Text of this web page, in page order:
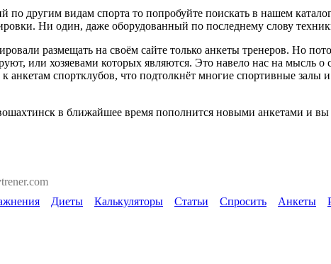
по другим видам спорта то попробуйте поискать в нашем
Ни один, даже оборудованный по последнему слову
размещать на своём сайте только анкеты тренеров. Но
или хозяевами которых являются. Это навело нас на мысль
к анкетам спортклубов, что подтолкнёт многие спортивные
в ближайшее время пополнится новыми анкетами и вы
Диеты Калькуляторы Статьи Спросить Анкеты